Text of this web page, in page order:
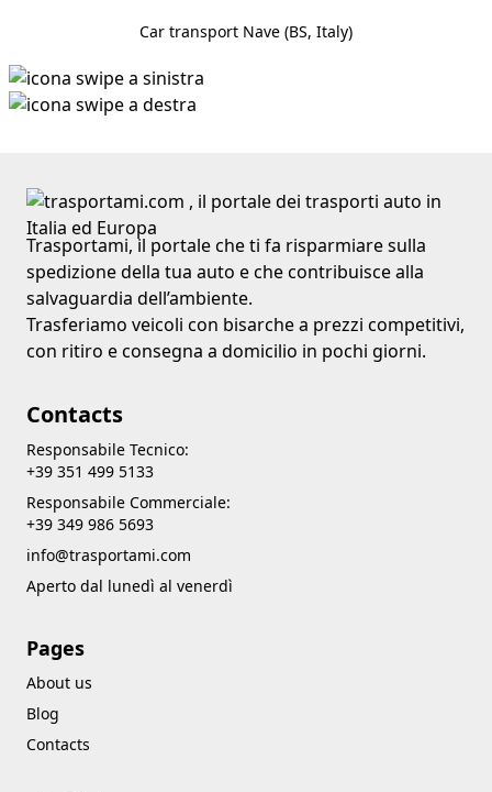
Car transport Nave (BS, Italy)
Trasportami, il portale che ti fa risparmiare sulla
spedizione della tua auto e che contribuisce alla
salvaguardia dell’ambiente.
Trasferiamo veicoli con bisarche a prezzi competitivi,
con ritiro e consegna a domicilio in pochi giorni.
Contacts
Responsabile Tecnico:
+39 351 499 5133
Responsabile Commerciale:
+39 349 986 5693
info@trasportami.com
Aperto dal lunedì al venerdì
Pages
About us
Blog
Contacts